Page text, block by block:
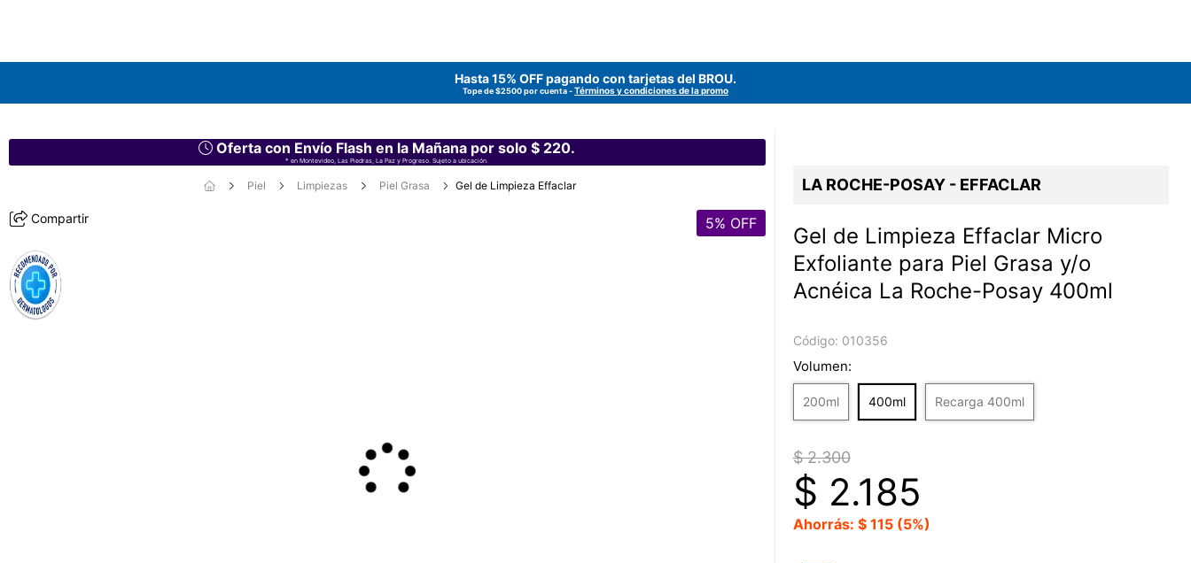
Hasta 15% OFF pagando con tarjetas del BROU.
Tope de $2500 por cuenta -Términos y condiciones de la promo
Oferta con Envío Flash en la Mañana por solo $ 220.
* en Montevideo, Las Piedras, La Paz y Progreso. Sujeto a ubicación.
Piel Limpiezas Piel Grasa Gel de Limpieza Effaclar
Compartir 5% OFF
LA ROCHE-POSAY - EFFACLAR
Gel de Limpieza Effaclar Micro
Exfoliante para Piel Grasa y/o
Acnéica La Roche-Posay 400ml
Código: 010356
Volumen:
200ml 400ml Recarga 400ml
$ 2.300
$ 2.185
Ahorrás: $ 115 (5%)